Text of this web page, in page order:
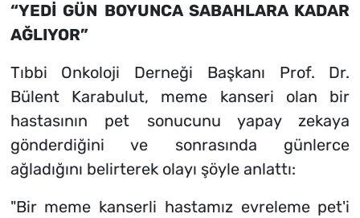
“YEDİ GÜN BOYUNCA SABAHLARA KADAR
AĞLIYOR”
Tıbbi Onkoloji Derneği Başkanı Prof. Dr.
Bülent Karabulut, meme kanseri olan bir
hastasının pet sonucunu yapay zekaya
gönderdiğini ve sonrasında günlerce
ağladığını belirterek olayı şöyle anlattı:
"Bir meme kanserli hastamız evreleme pet'i